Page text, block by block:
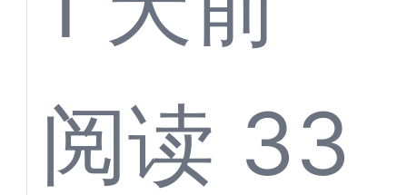
电商
阅读 33